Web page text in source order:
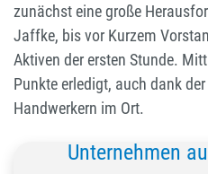
zunächst eine große
Jaffke, bis vor Kurzem
Aktiven der ersten Stunde.
Punkte erledigt, auch dank
Handwerkern im Ort.
Unternehmen